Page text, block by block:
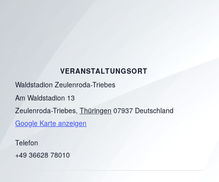
VERANSTALTUNGSORT
Waldstadion Zeulenroda-Triebes
Am Waldstadion 13
Zeulenroda-Triebes, Thüringen 07937 Deutschland
Google Karte anzeigen
Telefon
+49 36628 78010